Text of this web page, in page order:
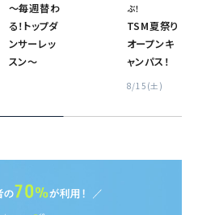
〜毎週替わ
る！トップダ
ンサーレッ
スン〜
ぶ！
TSM夏祭り
オープンキ
ャンパス！
8/15(土)